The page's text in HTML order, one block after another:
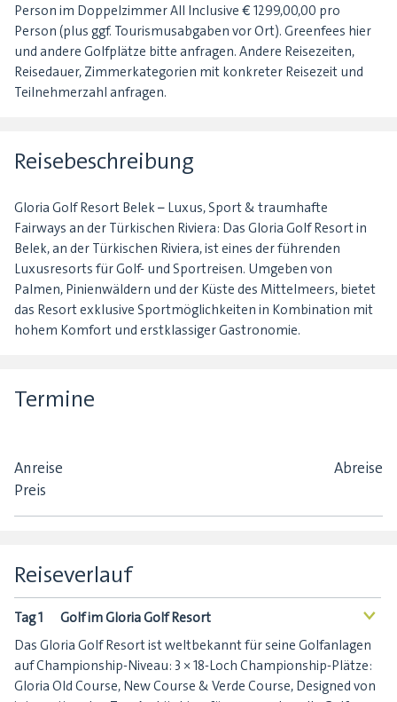
Person im Doppelzimmer All Inclusive € 1299,00,00 pro
Person (plus ggf. Tourismusabgaben vor Ort). Greenfees hier
und andere Golfplätze bitte anfragen. Andere Reisezeiten,
Reisedauer, Zimmerkategorien mit konkreter Reisezeit und
Teilnehmerzahl anfragen.
Reisebeschreibung
Gloria Golf Resort Belek – Luxus, Sport & traumhafte
Fairways an der Türkischen Riviera: Das Gloria Golf Resort in
Belek, an der Türkischen Riviera, ist eines der führenden
Luxusresorts für Golf- und Sportreisen. Umgeben von
Palmen, Pinienwäldern und der Küste des Mittelmeers, bietet
das Resort exklusive Sportmöglichkeiten in Kombination mit
hohem Komfort und erstklassiger Gastronomie.
Termine
Anreise
Abreise
Preis
Reiseverlauf
Tag 1 Golf im Gloria Golf Resort <
Das Gloria Golf Resort ist weltbekannt für seine Golfanlagen
auf Championship-Niveau: 3 × 18-Loch Championship-Plätze:
Gloria Old Course, New Course & Verde Course, Designed von